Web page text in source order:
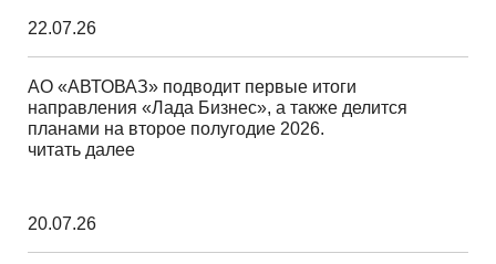
22.07.26
АО «АВТОВАЗ» подводит первые итоги
направления «Лада Бизнес», а также делится
планами на второе полугодие 2026.
читать далее
20.07.26